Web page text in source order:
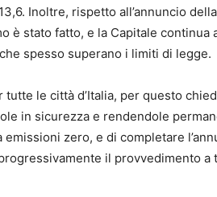
Inoltre, rispetto all’annuncio
è stato fatto, e la Capitale continua
spesso superano i limiti di legge.
le città d’Italia, per questo
in sicurezza e rendendole
zero, e di completare
il provvedimento